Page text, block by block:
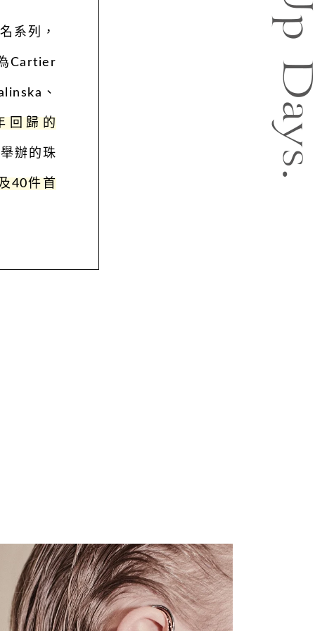
系列，
Cartier
、
回歸的
辦的珠
40件首